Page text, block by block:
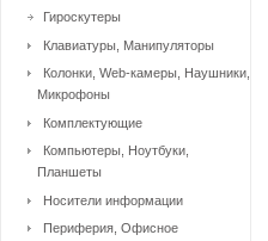
Гироскутеры
Клавиатуры, Манипуляторы
Колонки, Web-камеры, Наушники,
Микрофоны
Комплектующие
Компьютеры, Ноутбуки,
Планшеты
Носители информации
Периферия, Офисное